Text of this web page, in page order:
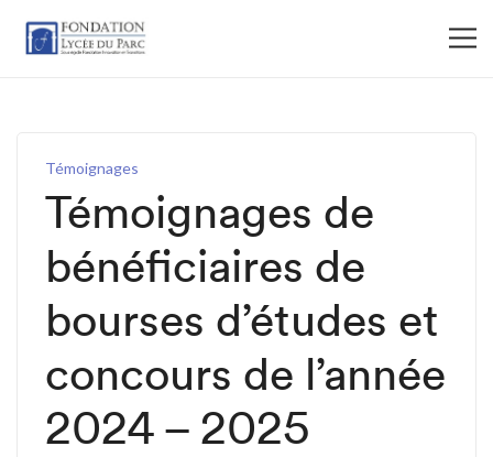
Témoignages
Témoignages de
bénéficiaires de
bourses d’études et
concours de l’année
2024 – 2025